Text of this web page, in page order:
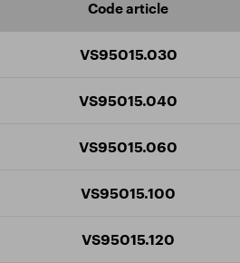
Code article
VS95015.030
VS95015.040
VS95015.060
VS95015.100
VS95015.120